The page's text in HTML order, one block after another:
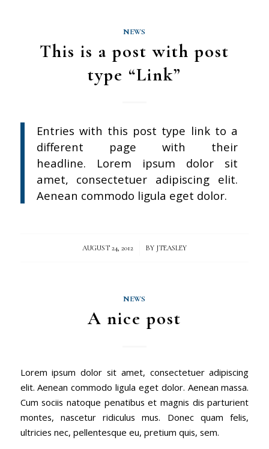
NEWS
This is a post with post
type “Link”
Entries with this post type link to a
different page with their
headline. Lorem ipsum dolor sit
amet, consectetuer adipiscing elit.
Aenean commodo ligula eget dolor.
AUGUST 24, 2012
/ BY JTEASLEY
NEWS
A nice post
Lorem ipsum dolor sit amet, consectetuer adipiscing
elit. Aenean commodo ligula eget dolor. Aenean massa.
Cum sociis natoque penatibus et magnis dis parturient
montes, nascetur ridiculus mus. Donec quam felis,
ultricies nec, pellentesque eu, pretium quis, sem.